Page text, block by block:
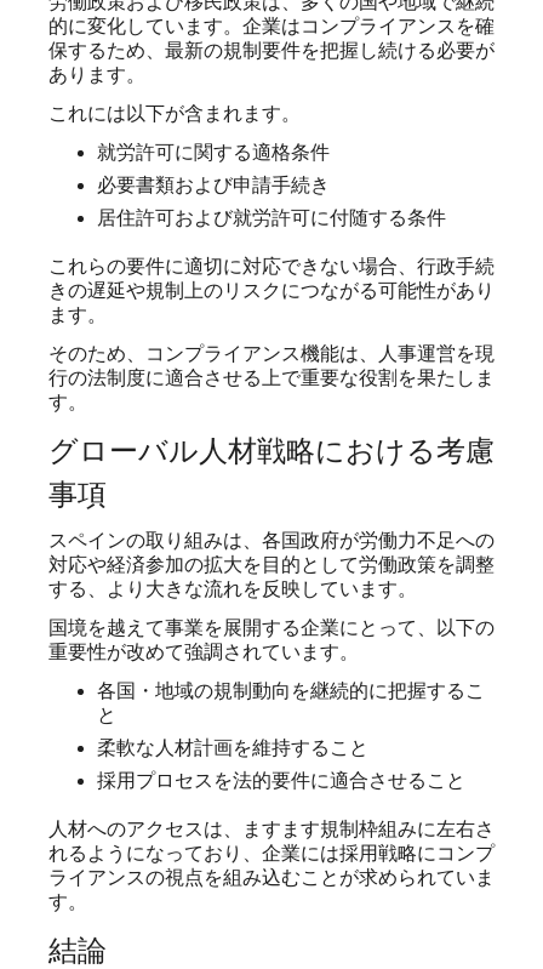
的に変化しています。企業はコンプライアンスを確
保するため、最新の規制要件を把握し続ける必要が
あります。
これには以下が含まれます。
就労許可に関する適格条件
必要書類および申請手続き
居住許可および就労許可に付随する条件
これらの要件に適切に対応できない場合、行政手続
きの遅延や規制上のリスクにつながる可能性があり
ます。
そのため、コンプライアンス機能は、人事運営を現
行の法制度に適合させる上で重要な役割を果たしま
す。
グローバル人材戦略における考慮
事項
スペインの取り組みは、各国政府が労働力不足への
対応や経済参加の拡大を目的として労働政策を調整
する、より大きな流れを反映しています。
国境を越えて事業を展開する企業にとって、以下の
重要性が改めて強調されています。
各国・地域の規制動向を継続的に把握するこ
と
柔軟な人材計画を維持すること
採用プロセスを法的要件に適合させること
人材へのアクセスは、ますます規制枠組みに左右さ
れるようになっており、企業には採用戦略にコンプ
ライアンスの視点を組み込むことが求められていま
す。
結論